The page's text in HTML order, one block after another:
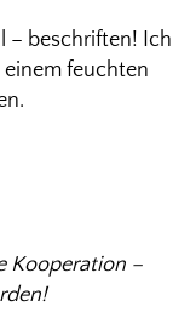
– beschriften! Ich
feuchten
Kooperation –